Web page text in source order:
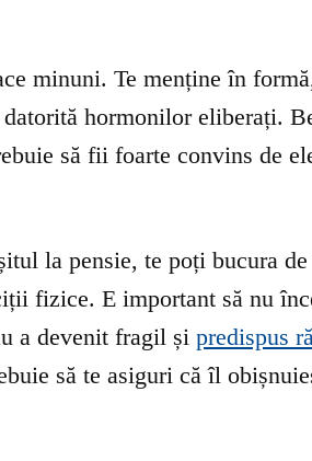
minuni. Te menține în
hormonilor eliberați.
să fii foarte convins de
la pensie, te poți bucura
fizice. E important să nu
a devenit fragil și predispus
să te asiguri că îl